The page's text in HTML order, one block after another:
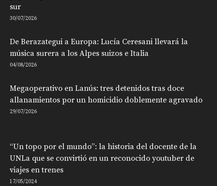
sur
30/07/2026
De Berazategui a Europa: Lucía Ceresani llevará la
música surera a los Alpes suizos e Italia
04/08/2026
Megaoperativo en Lanús: tres detenidos tras doce
allanamientos por un homicidio doblemente agravado
29/07/2026
“Un topo por el mundo”: la historia del docente de la
UNLa que se convirtió en un reconocido youtuber de
viajes en trenes
17/05/2024